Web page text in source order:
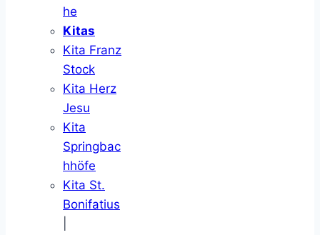
he
Kitas
Kita Franz
Stock
Kita Herz
Jesu
Kita
Springbac
hhöfe
Kita St.
Bonifatius